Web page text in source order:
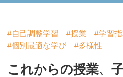
#自己調整学習 #授業
#学習
#個別最適な学び
#多様性
これからの授業、